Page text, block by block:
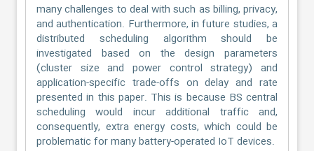
many challenges to deal with such as billing, privacy,
and authentication. Furthermore, in future studies, a
distributed scheduling algorithm should be
investigated based on the design parameters
(cluster size and power control strategy) and
application-specific trade-offs on delay and rate
presented in this paper. This is because BS central
scheduling would incur additional traffic and,
consequently, extra energy costs, which could be
problematic for many battery-operated IoT devices.